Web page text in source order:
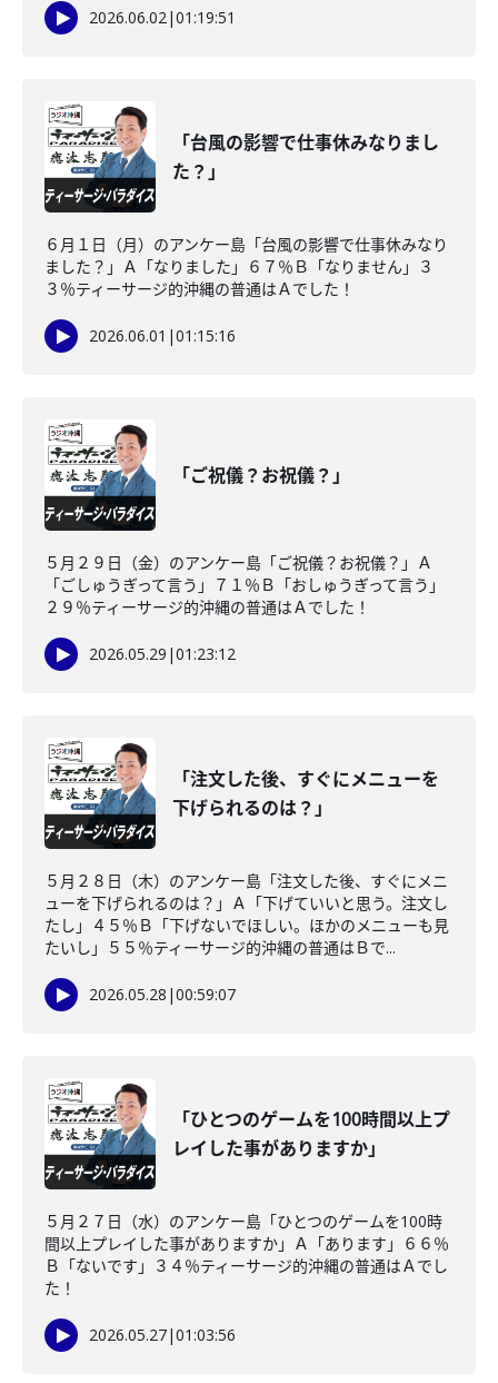
2026.06.02|01:19:51
「台風の影響で仕事休みなりまし
た？」
６月１日（月）のアンケー島「台風の影響で仕事休みなり
ました？」Ａ「なりました」６７％Ｂ「なりません」３
３％ティーサージ的沖縄の普通はＡでした！
2026.06.01 |01:15:16
「ご祝儀？お祝儀？」
５月２９日（金）のアンケー島「ご祝儀？お祝儀？」Ａ
「ごしゅうぎって言う」７１％Ｂ「おしゅうぎって言う」
２９％ティーサージ的沖縄の普通はＡでした！
2026.05.29 |01:23:12
「注文した後、すぐにメニューを
下げられるのは？」
５月２８日（木）のアンケー島「注文した後、すぐにメニ
ューを下げられるのは？」Ａ「下げていいと思う。注文し
たし」４５％Ｂ「下げないでほしい。ほかのメニューも見
たいし」５５％ティーサージ的沖縄の普通はＢで...
2026.05.28 |00:59:07
「ひとつのゲームを100時間以上プ
レイした事がありますか」
５月２７日（水）のアンケー島「ひとつのゲームを100時
間以上プレイした事がありますか」Ａ「あります」６６％
Ｂ「ないです」３４％ティーサージ的沖縄の普通はＡでし
た！
2026.05.27|01:03:56